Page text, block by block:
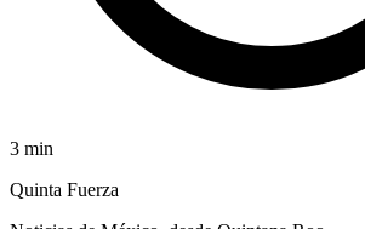
3 min
Quinta Fuerza